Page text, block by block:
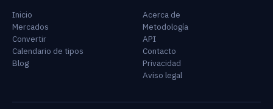
Inicio
Mercados
Convertir
Calendario de tipos
Blog
Acerca de
Metodología
API
Contacto
Privacidad
Aviso legal